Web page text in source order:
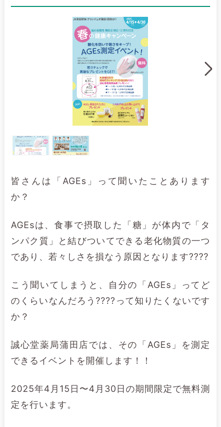
皆さんは「AGEs」って聞いたことあります
か？
AGEsは、食事で摂取した「糖」が体内で「タ
ンパク質」と結びついてできる老化物質の一つ
であり、若々しさを損なう原因となります????
こう聞いてしまうと、自分の「AGEs」ってど
のくらいなんだろう????って知りたくないです
か？
誠心堂薬局蒲田店では、その「AGEs」を測定
できるイベントを開催します！！
2025年4月15日〜4月30日の期間限定で無料測
定を行います。